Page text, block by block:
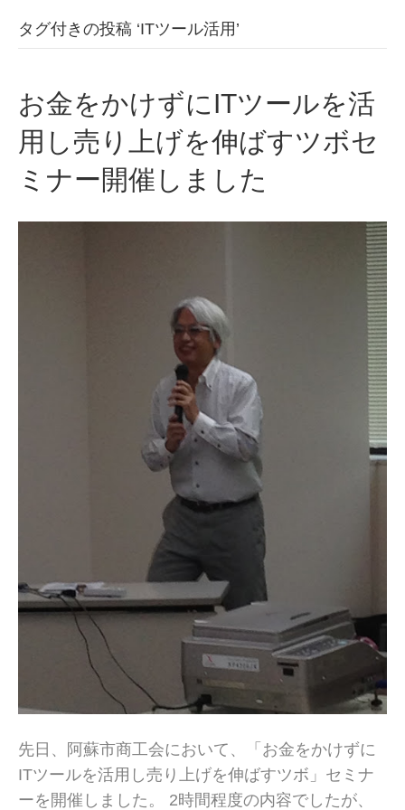
タグ付きの投稿 ‘ITツール活用’
お金をかけずにITツールを活
用し売り上げを伸ばすツボセ
ミナー開催しました
先日、阿蘇市商工会において、「お金をかけずに
ITツールを活用し売り上げを伸ばすツボ」セミナ
ーを開催しました。 2時間程度の内容でしたが、